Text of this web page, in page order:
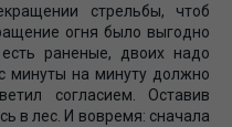
стрельбы, чтоб
огня было выгодно
раненые, двоих надо
минуты на минуту должно
согласием. Оставив
в лес. И вовремя: сначала